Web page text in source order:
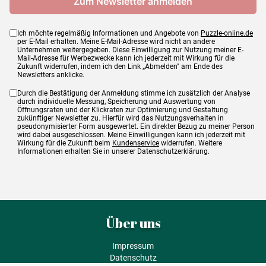
Ich möchte regelmäßig Informationen und Angebote von Puzzle-online.de
per E-Mail erhalten. Meine E-Mail-Adresse wird nicht an andere
Unternehmen weitergegeben. Diese Einwilligung zur Nutzung meiner E-
Mail-Adresse für Werbezwecke kann ich jederzeit mit Wirkung für die
Zukunft widerrufen, indem ich den Link „Abmelden" am Ende des
Newsletters anklicke.
Durch die Bestätigung der Anmeldung stimme ich zusätzlich der Analyse
durch individuelle Messung, Speicherung und Auswertung von
Öffnungsraten und der Klickraten zur Optimierung und Gestaltung
zukünftiger Newsletter zu. Hierfür wird das Nutzungsverhalten in
pseudonymisierter Form ausgewertet. Ein direkter Bezug zu meiner Person
wird dabei ausgeschlossen. Meine Einwilligungen kann ich jederzeit mit
Wirkung für die Zukunft beim Kundenservice widerrufen. Weitere
Informationen erhalten Sie in unserer Datenschutzerklärung.
Über uns
Impressum
Datenschutz